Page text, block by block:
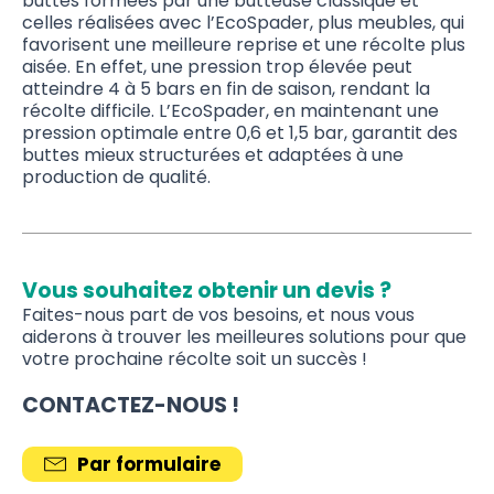
celles réalisées avec l’EcoSpader, plus meubles, qui
favorisent une meilleure reprise et une récolte plus
aisée. En effet, une pression trop élevée peut
atteindre 4 à 5 bars en fin de saison, rendant la
récolte difficile. L’EcoSpader, en maintenant une
pression optimale entre 0,6 et 1,5 bar, garantit des
buttes mieux structurées et adaptées à une
production de qualité.
Vous souhaitez obtenir un devis ?
Faites-nous part de vos besoins, et nous vous
aiderons à trouver les meilleures solutions pour que
votre prochaine récolte soit un succès !
CONTACTEZ-NOUS !
Par formulaire